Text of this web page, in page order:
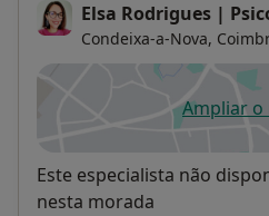
Elsa Rodrigues |
Condeixa-a-Nova,
Ampliar o
Disponibilidade
Este especialista não
nesta morada